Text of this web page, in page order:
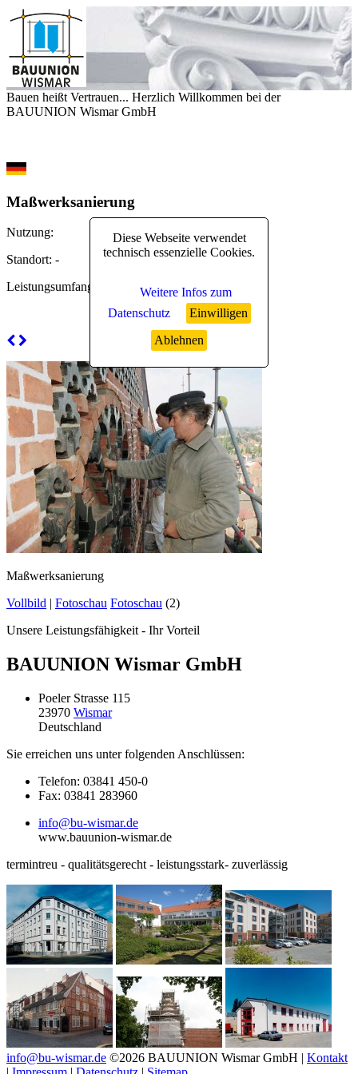
Diese Webseite verwendet
technisch essenzielle Cookies.
Weitere Infos zum
Datenschutz
Einwilligen
Ablehnen
Bauen heißt Vertrauen... Herzlich Willkommen bei der
BAUUNION Wismar GmbH
Maßwerksanierung
Nutzung:
Standort: -
Leistungsumfang
Maßwerksanierung
Vollbild | Fotoschau Fotoschau (2)
Unsere Leistungsfähigkeit - Ihr Vorteil
BAUUNION Wismar GmbH
Poeler Strasse 115
23970 Wismar
Deutschland
Sie erreichen uns unter folgenden Anschlüssen:
Telefon: 03841 450-0
Fax: 03841 283960
info@bu-wismar.de
www.bauunion-wismar.de
termintreu - qualitätsgerecht - leistungsstark- zuverlässig
info@bu-wismar.de ©2026 BAUUNION Wismar GmbH | Kontakt